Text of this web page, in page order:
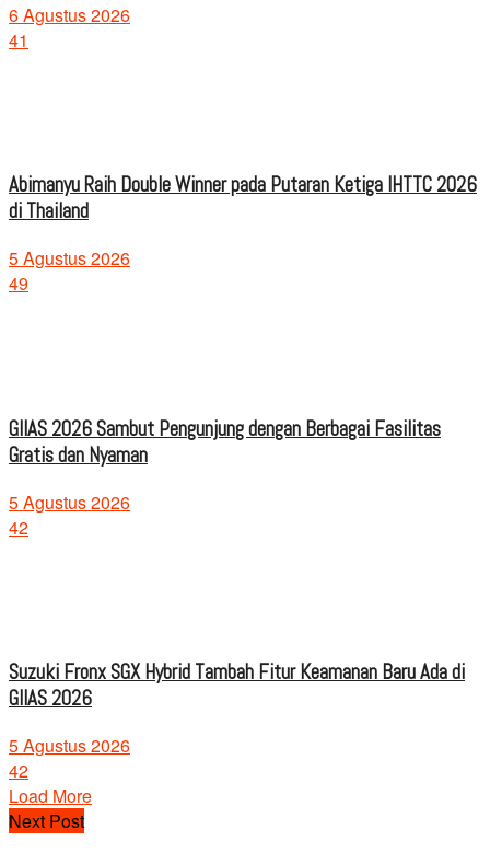
6 Agustus 2026
41
Abimanyu Raih Double Winner pada Putaran Ketiga IHTTC 2026
di Thailand
5 Agustus 2026
49
GIIAS 2026 Sambut Pengunjung dengan Berbagai Fasilitas
Gratis dan Nyaman
5 Agustus 2026
42
Suzuki Fronx SGX Hybrid Tambah Fitur Keamanan Baru Ada di
GIIAS 2026
5 Agustus 2026
42
Load More
Next Post